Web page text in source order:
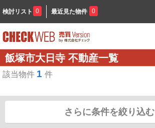
検討リスト 0 最近見た物件 0
飯塚市大日寺 不動産一覧
該当物件 1 件
さらに条件を絞り込む